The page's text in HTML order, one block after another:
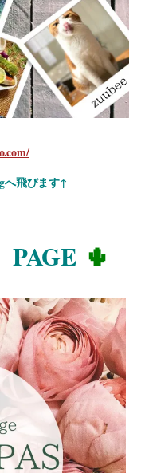
へ飛びます↑
PAGE 🌵